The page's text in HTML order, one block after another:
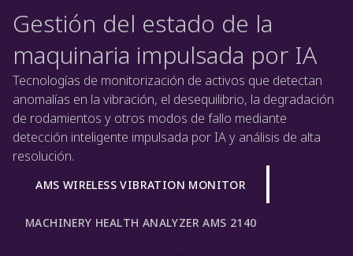
Gestión del estado de la
maquinaria impulsada por IA
Tecnologías de monitorización de activos que detectan
anomalías en la vibración, el desequilibrio, la degradación
de rodamientos y otros modos de fallo mediante
detección inteligente impulsada por IA y análisis de alta
resolución.
AMS WIRELESS VIBRATION MONITOR
MACHINERY HEALTH ANALYZER AMS 2140